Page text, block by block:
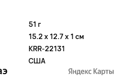
51 г
15.2 x 12.7 x 1 см
KRR-22131
США